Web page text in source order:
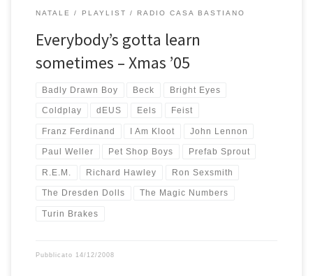
NATALE PLAYLIST RADIO CASA BASTIANO
Everybody’s gotta learn
sometimes – Xmas ’05
Badly Drawn Boy Beck Bright Eyes
Coldplay dEUS Eels Feist
Franz Ferdinand I Am Kloot John Lennon
Paul Weller Pet Shop Boys Prefab Sprout
R.E.M. Richard Hawley Ron Sexsmith
The Dresden Dolls The Magic Numbers
Turin Brakes
Pubblicato 14/12/2008